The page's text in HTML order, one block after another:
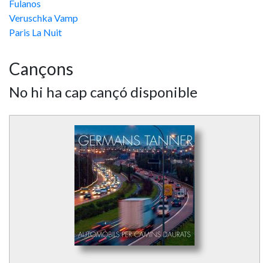
Fulanos
Veruschka Vamp
Paris La Nuit
Cançons
No hi ha cap cançó disponible